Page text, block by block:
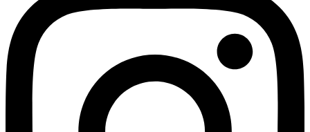
مختلفی
می
باشد.
گزینه
ها
ممکن
است
در
محصول